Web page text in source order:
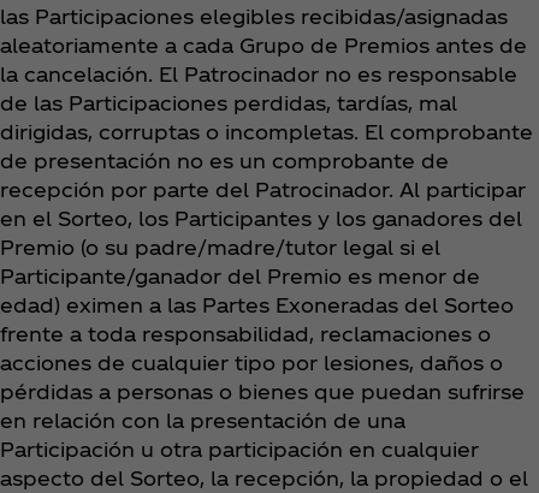
las Participaciones elegibles recibidas/asignadas
aleatoriamente a cada Grupo de Premios antes de
la cancelación. El Patrocinador no es responsable
de las Participaciones perdidas, tardías, mal
dirigidas, corruptas o incompletas. El comprobante
de presentación no es un comprobante de
recepción por parte del Patrocinador. Al participar
en el Sorteo, los Participantes y los ganadores del
Premio (o su padre/madre/tutor legal si el
Participante/ganador del Premio es menor de
edad) eximen a las Partes Exoneradas del Sorteo
frente a toda responsabilidad, reclamaciones o
acciones de cualquier tipo por lesiones, daños o
pérdidas a personas o bienes que puedan sufrirse
en relación con la presentación de una
Participación u otra participación en cualquier
aspecto del Sorteo, la recepción, la propiedad o el